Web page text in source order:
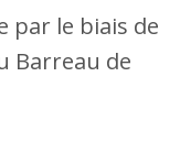
par le biais de
Barreau de